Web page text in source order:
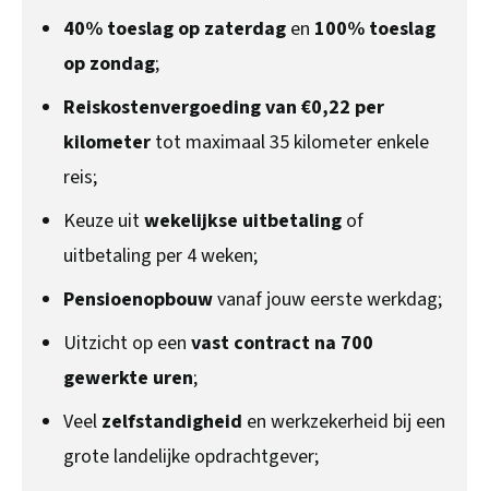
40% toeslag op zaterdag en 100% toeslag
op zondag;
Reiskostenvergoeding van €0,22 per
kilometer tot maximaal 35 kilometer enkele
reis;
Keuze uitwekelijkse uitbetaling of
uitbetaling per 4 weken;
Pensioenopbouwvanaf jouw eerste werkdag;
Uitzicht op een vast contract na 700
gewerkte uren;
Veel zelfstandigheid en werkzekerheid bij een
grote landelijke opdrachtgever;